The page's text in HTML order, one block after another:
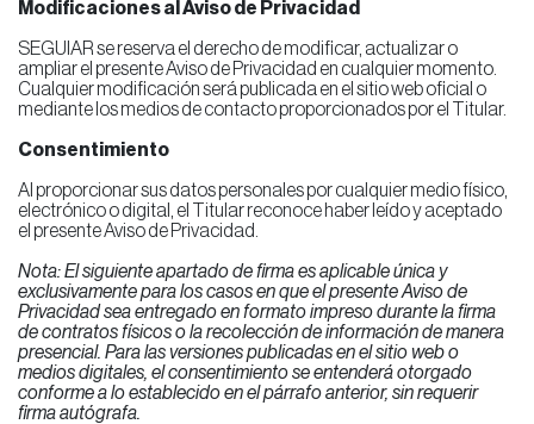
Modificaciones al Aviso de Privacidad
SEGUIAR se reserva el derecho de modificar, actualizar o
ampliar el presente Aviso de Privacidad en cualquier momento.
Cualquier modificación será publicada en el sitio web oficial o
mediante los medios de contacto proporcionados por el Titular.
Consentimiento
Al proporcionar sus datos personales por cualquier medio físico,
electrónico o digital, el Titular reconoce haber leído y aceptado
el presente Aviso de Privacidad.
Nota: El siguiente apartado de firma es aplicable única y
exclusivamente para los casos en que el presente Aviso de
Privacidad sea entregado en formato impreso durante la firma
de contratos físicos o la recolección de información de manera
presencial. Para las versiones publicadas en el sitio web o
medios digitales, el consentimiento se entenderá otorgado
conforme a lo establecido en el párrafo anterior, sin requerir
firma autógrafa.